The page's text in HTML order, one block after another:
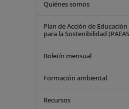
Quiénes somos
Plan de Acción de
para la Sostenibilidad
Boletín mensual
Formación ambiental
Recursos